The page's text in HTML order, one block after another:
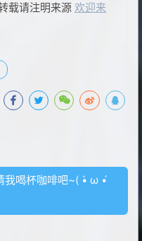
载请注明来源 欢迎来
我喝杯咖啡吧~( •̀ ω •́